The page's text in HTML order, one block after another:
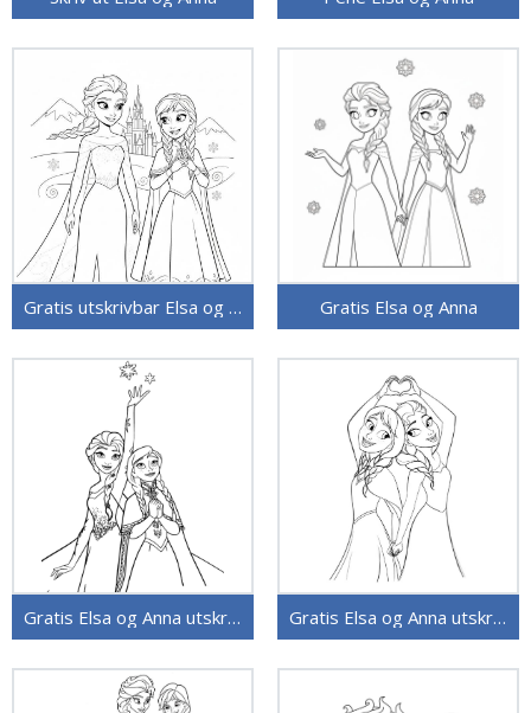
Gratis utskrivbar Elsa og Anna Gratis Elsa og Anna
Gratis Elsa og Anna utskrivbart Gratis Elsa og Anna utskrivbart bilde